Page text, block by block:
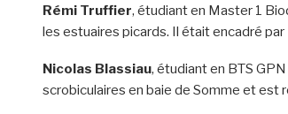
Rémi Truffier, étudiant en Master 1
les estuaires picards. Il était encadré par
Nicolas Blassiau, étudiant en BTS
scrobiculaires en baie de Somme et est